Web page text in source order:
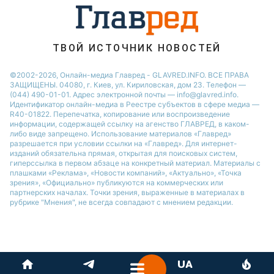
ТВОЙ ИСТОЧНИК НОВОСТЕЙ
©2002-2026, Онлайн-медиа Главред - GLAVRED.INFO. ВСЕ ПРАВА
ЗАЩИЩЕНЫ. 04080, г. Киев, ул. Кириловская, дом 23. Телефон —
(044) 490-01-01. Адрес электронной почты — info@glavred.info.
Идентификатор онлайн-медиа в Реестре cубъектов в сфере медиа —
R40-01822. Перепечатка, копирование или воспроизведение
информации, содержащей ссылку на агенство ГЛАВРЕД, в каком-
либо виде запрещено. Использование материалов «Главред»
разрешается при условии ссылки на «Главред». Для интернет-
изданий обязательна прямая, открытая для поисковых систем,
гиперссылка в первом абзаце на конкретный материал. Материалы с
плашками «Реклама», «Новости компаний», «Актуально», «Точка
зрения», «Официально» публикуются на коммерческих или
партнерских началах. Точки зрения, выраженные в материалах в
рубрике "Мнения", не всегда совпадают с мнением редакции.